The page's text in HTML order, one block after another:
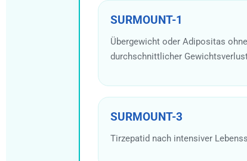
SURMOUNT-1
Übergewicht oder Adipositas
durchschnittlicher
SURMOUNT-3
Tirzepatid nach intensiver